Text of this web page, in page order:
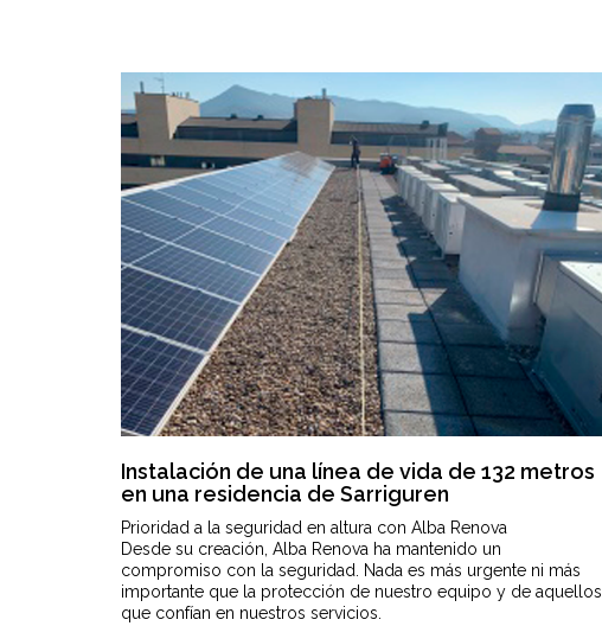
Instalación de una línea de vida de 132 metros
en una residencia de Sarriguren
Prioridad a la seguridad en altura con Alba Renova
Desde su creación, Alba Renova ha mantenido un
compromiso con la seguridad. Nada es más urgente ni más
importante que la protección de nuestro equipo y de aquellos
que confían en nuestros servicios.